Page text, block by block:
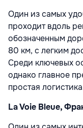
Один из самых
проходит вдоль
обозначенным
80 км, с легким
Среди ключевых
однако главное
простая
La Voie Bleue,